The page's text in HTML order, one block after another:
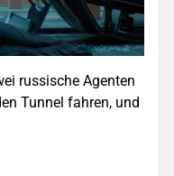
russische Agenten
Tunnel fahren, und